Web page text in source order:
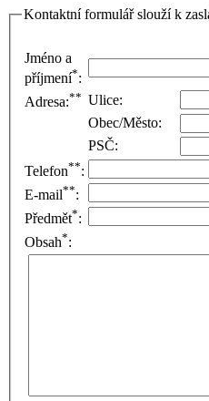
Kontaktní formulář slouží k
Jméno a
příjmení*:
Adresa:** Ulice:
Obec/Město:
PSČ:
Telefon**:
E-mail**:
Předmět*:
Obsah*: